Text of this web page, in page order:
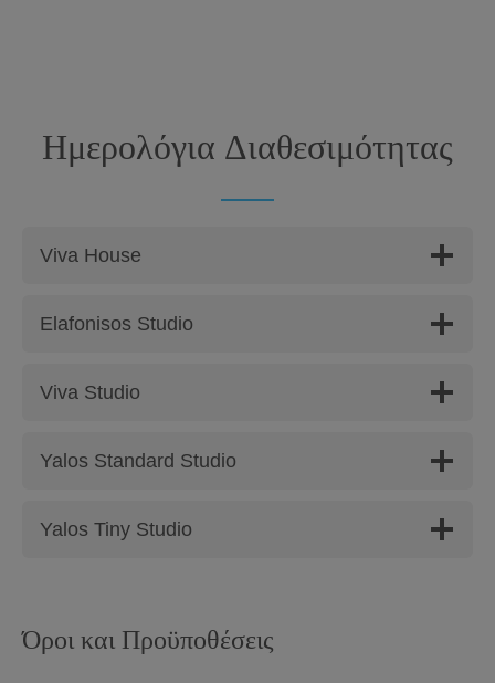
Ημερολόγια Διαθεσιμότητας
Viva House
Elafonisos Studio
Viva Studio
Yalos Standard Studio
Yalos Tiny Studio
Όροι και Προϋποθέσεις